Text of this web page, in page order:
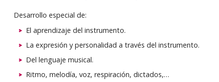
Desarrollo especial de:
El aprendizaje del instrumento.
La expresión y personalidad a través del instrumento.
Del lenguaje musical.
Ritmo, melodía, voz, respiración, dictados,…